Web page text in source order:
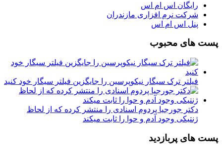
رایگان اس ام اس
شرکت نرم افزاری مازندران
پنل اس ام اس
پست های محبوب
فیلتر ترک سیگار نیکوپرسین را جایگزین فیلتر سیگار خود کنید
دکتر جورجیا پردوم اسنادی را منتشر کرده که از لحاظ
ژنتیکی وجود آدم و حوا را ثابت میکند
پست های پربازدید